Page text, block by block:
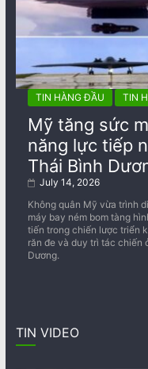
TIN HÀNG ĐẦU TIN
Mỹ tăng sức
năng lực tiếp
Thái Bình
July 14, 2026
Không quân Mỹ vừa trình
máy bay ném bom tàng
tiến trong chiến lược triển
răn đe và duy trì tác chiến
Dương.
TIN VIDEO